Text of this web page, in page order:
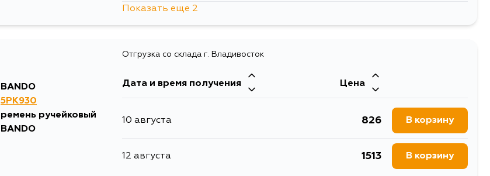
14 августа
Показать еще 2
BANDO
5PK930
ремень ручейковый
BANDO
Отгрузка со склада г. Владивосток
Дата и время получения Цена
10 августа 826 В корзину
12 августа 1513 В корзину